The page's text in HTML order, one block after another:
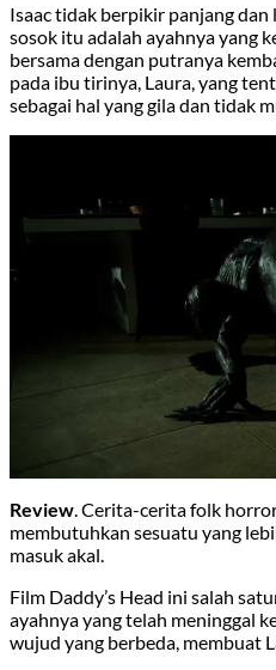
Isaac tidak berpikir panjang dan
sosok itu adalah ayahnya yang
bersama dengan putranya
pada ibu tirinya, Laura, yang
sebagai hal yang gila dan tidak
Review. Cerita-cerita folk
membutuhkan sesuatu yang
masuk akal.
Film Daddy’s Head ini salah
ayahnya yang telah meninggal
wujud yang berbeda, membuat